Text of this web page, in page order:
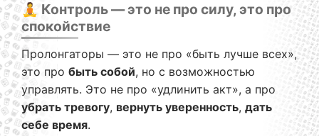
🧘 Контроль — это не про силу, это про
спокойствие
Пролонгаторы — это не про «быть лучше всех»,
это про быть собой, но с возможностью
управлять. Это не про «удлинить акт», а про
убрать тревогу, вернуть уверенность, дать
себе время.